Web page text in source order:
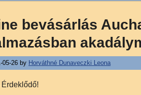
bevásárlás
05-26 by Horváthné Dunaveczki Leona
Érdeklődő!